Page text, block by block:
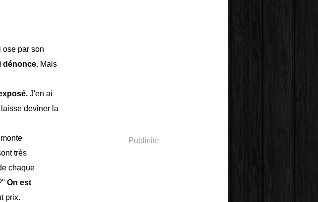
ose par son
dénonce. Mais
J'en ai
deviner la
très
chaque
On est
prix.
Publicité